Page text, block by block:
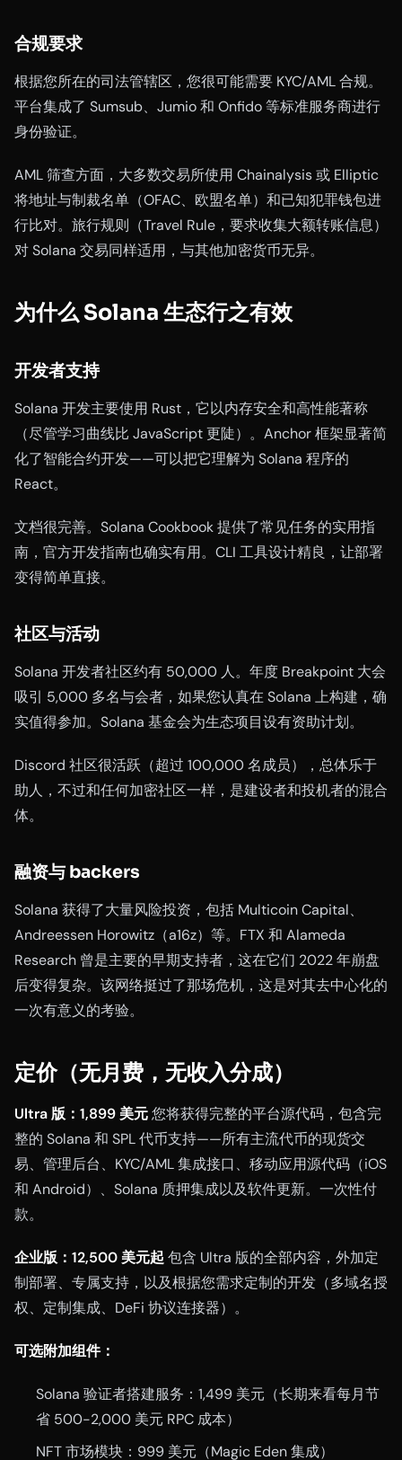
合规要求
根据您所在的司法管辖区，您很可能需要 KYC/AML 合规。
平台集成了 Sumsub、Jumio 和 Onfido 等标准服务商进行
身份验证。
AML 筛查方面，大多数交易所使用 Chainalysis 或 Elliptic
将地址与制裁名单（OFAC、欧盟名单）和已知犯罪钱包进
行比对。旅行规则（Travel Rule，要求收集大额转账信息）
对 Solana 交易同样适用，与其他加密货币无异。
为什么 Solana 生态行之有效
开发者支持
Solana 开发主要使用 Rust，它以内存安全和高性能著称
（尽管学习曲线比 JavaScript 更陡）。Anchor 框架显著简
化了智能合约开发——可以把它理解为 Solana 程序的
React。
文档很完善。Solana Cookbook 提供了常见任务的实用指
南，官方开发指南也确实有用。CLI 工具设计精良，让部署
变得简单直接。
社区与活动
Solana 开发者社区约有 50,000 人。年度 Breakpoint 大会
吸引 5,000 多名与会者，如果您认真在 Solana 上构建，确
实值得参加。Solana 基金会为生态项目设有资助计划。
Discord 社区很活跃（超过 100,000 名成员），总体乐于
助人，不过和任何加密社区一样，是建设者和投机者的混合
体。
融资与 backers
Solana 获得了大量风险投资，包括 Multicoin Capital、
Andreessen Horowitz（a16z）等。FTX 和 Alameda
Research 曾是主要的早期支持者，这在它们 2022 年崩盘
后变得复杂。该网络挺过了那场危机，这是对其去中心化的
一次有意义的考验。
定价（无月费，无收入分成）
Ultra 版：1,899 美元您将获得完整的平台源代码，包含完
整的 Solana 和 SPL 代币支持——所有主流代币的现货交
易、管理后台、KYC/AML 集成接口、移动应用源代码（iOS
和 Android）、Solana 质押集成以及软件更新。一次性付
款。
企业版：12,500 美元起 包含 Ultra 版的全部内容，外加定
制部署、专属支持，以及根据您需求定制的开发（多域名授
权、定制集成、DeFi 协议连接器）。
可选附加组件：
Solana 验证者搭建服务：1,499 美元（长期来看每月节
省 500-2,000 美元 RPC 成本）
NFT 市场模块：999 美元（Magic Eden 集成）